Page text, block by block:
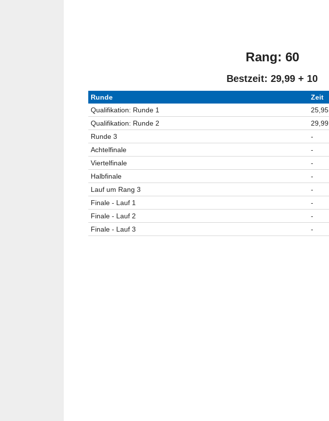
Rang: 60
Bestzeit: 29,99 + 10
Runde Zeit
Qualifikation: Runde 1
25,95
Qualifikation: Runde 2
29,99
Runde 3
-
Achtelfinale
-
Viertelfinale
-
Halbfinale
-
Lauf um Rang 3
-
Finale - Lauf 1
-
Finale - Lauf 2
-
Finale - Lauf 3
-